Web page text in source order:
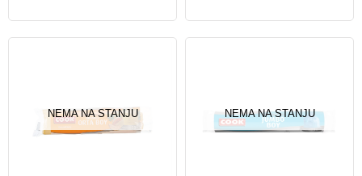
NEMA NA STANJU NEMA NA STANJU